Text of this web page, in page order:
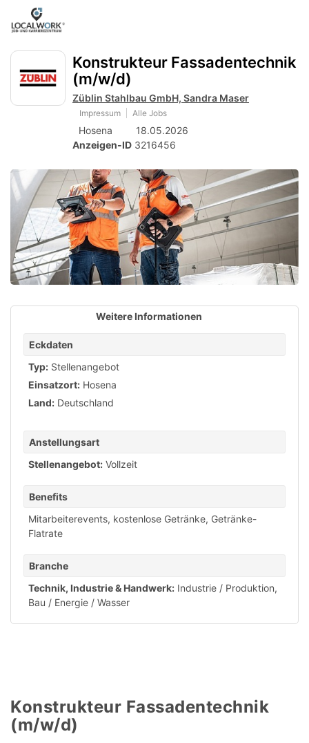
Accessibility
Modus
zur
Navigation
von
Konstrukteur Fassadentechnik
(m/w/d)
Züblin Stahlbau GmbH, Sandra Maser
Impressum Alle Jobs
Hosena
18.05.2026
Anzeigen-ID 3216456
Weitere Informationen
Eckdaten
Typ: Stellenangebot
Einsatzort: Hosena
Land: Deutschland
Anstellungsart
Stellenangebot: Vollzeit
Benefits
Mitarbeiterevents, kostenlose Getränke, Getränke-
Flatrate
Branche
Technik, Industrie & Handwerk: Industrie / Produktion,
Bau / Energie / Wasser
Konstrukteur Fassadentechnik
(m/w/d)